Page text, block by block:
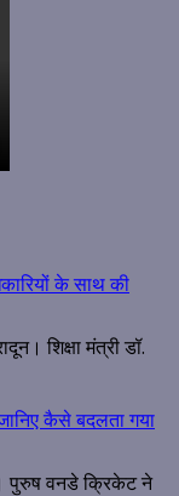
के साथ की
शिक्षा मंत्री डॉ.
कैसे बदलता गया
पुरुष वनडे क्रिकेट ने